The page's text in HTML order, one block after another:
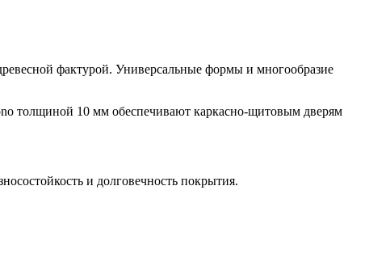
фактурой. Универсальные формы и многообразие
толщиной 10 мм обеспечивают каркасно-щитовым дверям
и долговечность покрытия.